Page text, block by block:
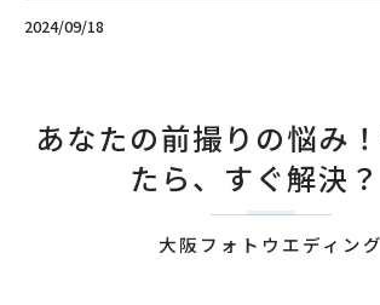
2024/09/18
あなたの前撮りの悩み
たら、すぐ解決？
大阪フォトウエディング